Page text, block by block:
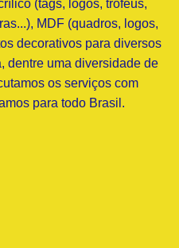
(tags, logos, troféus,
MDF (quadros, logos,
decorativos para diversos
dentre uma diversidade de
os serviços com
para todo Brasil.